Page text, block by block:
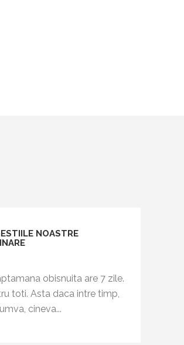
NOASTRE
obisnuita are 7 zile.
toti. Asta daca intre timp,
cineva...